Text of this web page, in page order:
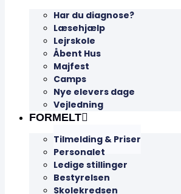
Har du diagnose?
Læsehjælp
Lejrskole
Åbent Hus
Majfest
Camps
Nye elevers dage
Vejledning
FORMELT
Tilmelding & Priser
Personalet
Ledige stillinger
Bestyrelsen
Skolekredsen